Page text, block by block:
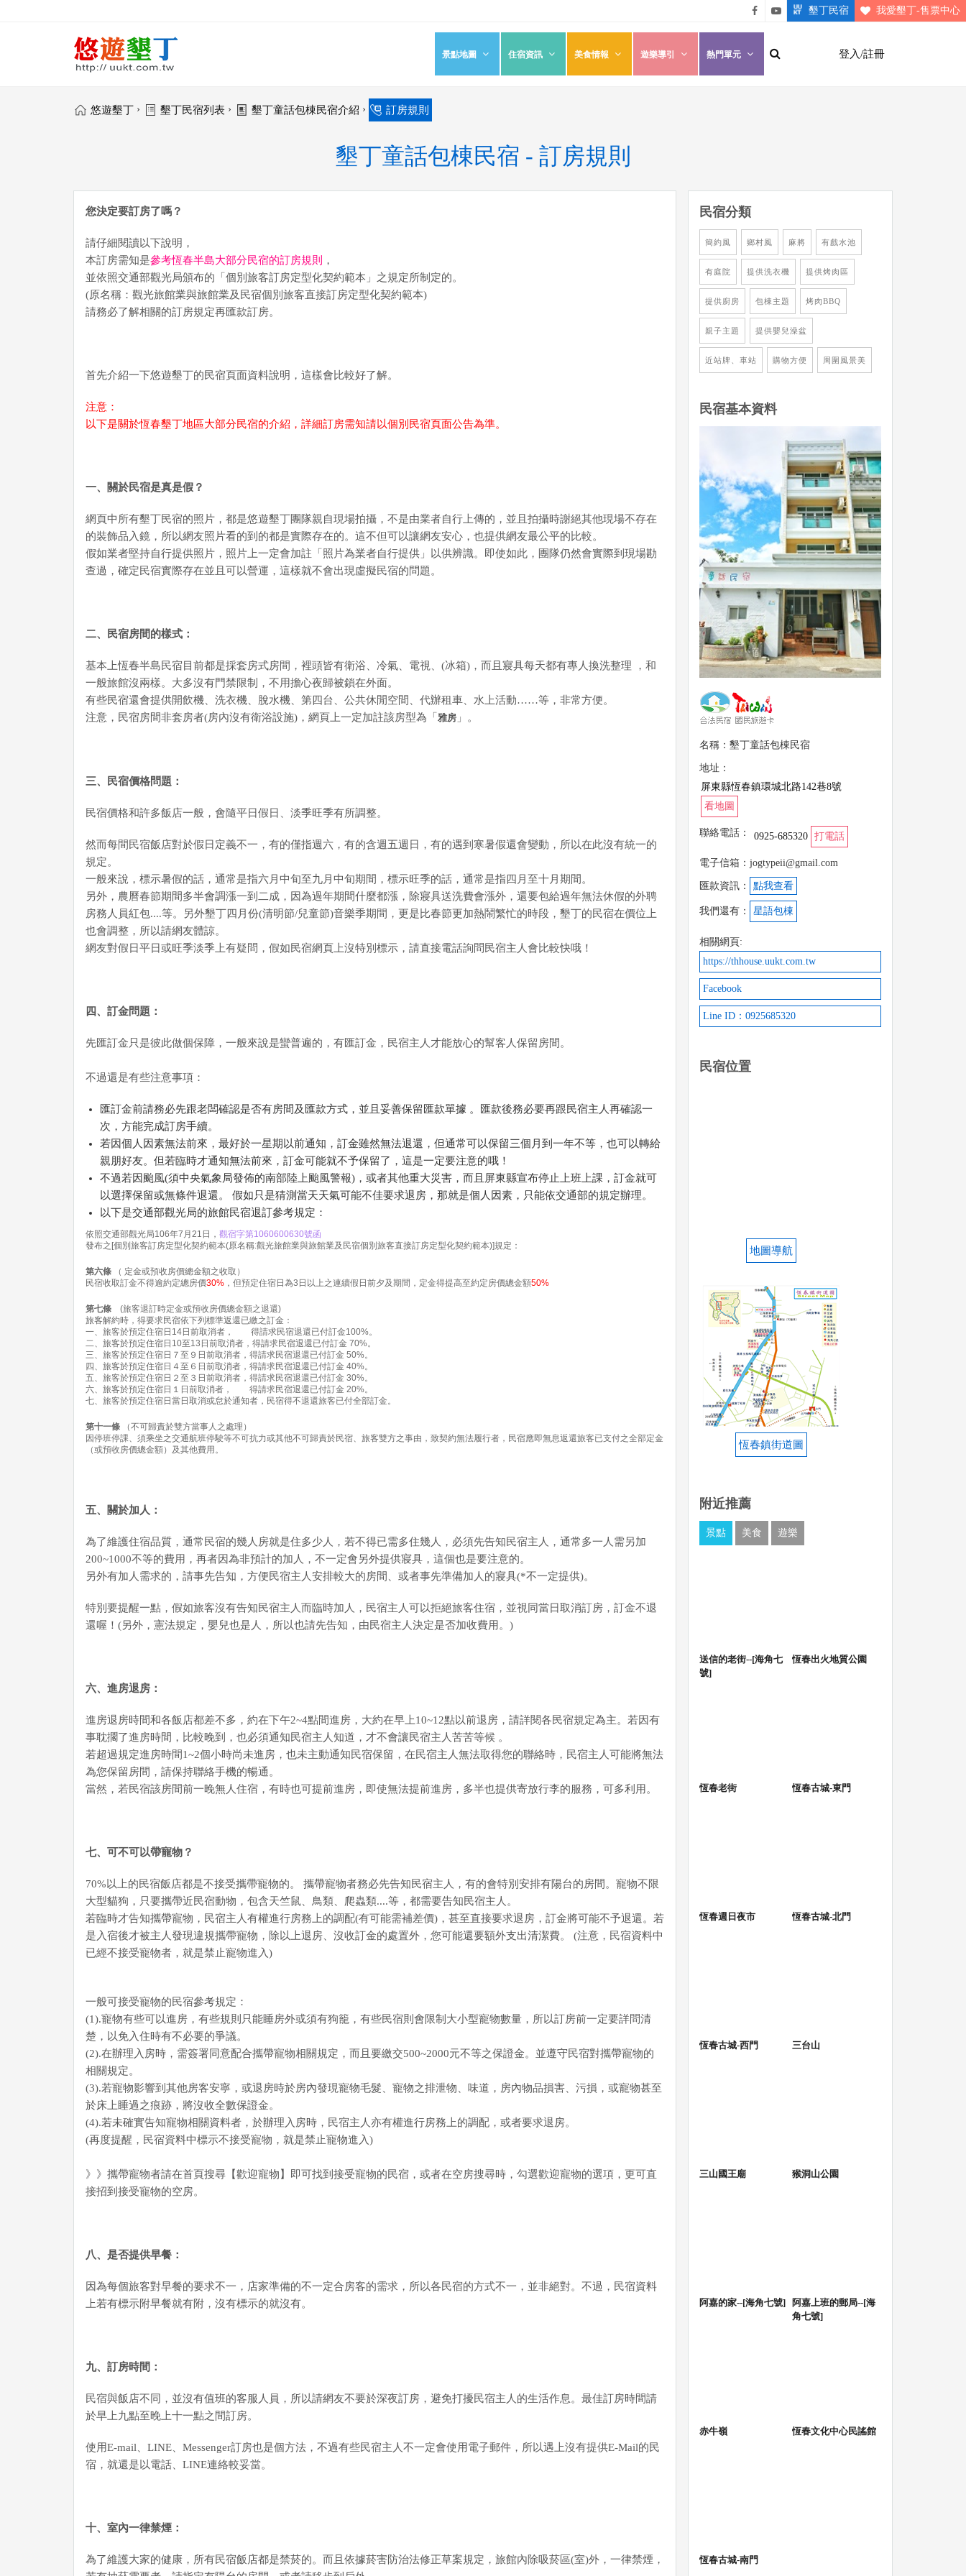
悠遊
墾丁
粉絲
墾丁
墾丁民宿 我愛墾丁-售票中心
登入/註冊
景點地圖 住宿資訊 美食情報 遊樂導引 熱門單元
悠遊墾丁 › 墾丁民宿列表 › 墾丁童話包棟民宿介紹 › 訂房規則
墾丁童話包棟民宿 - 訂房規則
您決定要訂房了嗎？
請仔細閱讀以下說明，
本訂房需知是參考恆春半島大部分民宿的訂房規則
，
並依照交通部觀光局頒布的「個別旅客訂房定型化契約範本」之規定所制定的。
(原名稱：觀光旅館業與旅館業及民宿個別旅客直接訂房定型化契約範本)
請務必了解相關的訂房規定再匯款訂房。
首先介紹一下悠遊墾丁的民宿頁面資料說明，這樣會比較好了解。
注意：
以下是關於恆春墾丁地區大部分民宿的介紹，詳細訂房需知請以個別民宿頁面公告為準。
一、關於民宿是真是假？
網頁中所有墾丁民宿的照片，都是悠遊墾丁團隊親自現場拍攝，不是由業者自行上傳的，並且拍攝時謝絕其他現場不存在
的裝飾品入鏡，所以網友照片看的到的都是實際存在的。這不但可以讓網友安心，也提供網友最公平的比較。
假如業者堅持自行提供照片，照片上一定會加註「照片為業者自行提供」以供辨識。即使如此，團隊仍然會實際到現場勘
查過，確定民宿實際存在並且可以營運，這樣就不會出現虛擬民宿的問題。
二、民宿房間的樣式：
基本上恆春半島民宿目前都是採套房式房間，裡頭皆有衛浴、冷氣、電視、(冰箱)，而且寢具每天都有專人換洗整理 ，和
一般旅館沒兩樣。大多沒有門禁限制，不用擔心夜歸被鎖在外面。
有些民宿還會提供開飲機、洗衣機、脫水機、第四台、公共休閒空間、代辦租車、水上活動……等，非常方便。
注意，民宿房間非套房者(房內沒有衛浴設施)，網頁上一定加註該房型為「 雅房 」。
三、民宿價格問題：
民宿價格和許多飯店一般，會隨平日假日、淡季旺季有所調整。
然而每間民宿飯店對於假日定義不一，有的僅指週六，有的含週五週日，有的遇到寒暑假還會變動，所以在此沒有統一的
規定。
一般來說，標示暑假的話，通常是指六月中旬至九月中旬期間，標示旺季的話，通常是指四月至十月期間。
另外，農曆春節期間多半會調漲一到二成，因為過年期間什麼都漲，除寢具送洗費會漲外，還要包給過年無法休假的外聘
房務人員紅包....等。另外墾丁四月份(清明節/兒童節)音樂季期間，更是比春節更加熱鬧繁忙的時段，墾丁的民宿在價位上
也會調整，所以請網友體諒。
網友對假日平日或旺季淡季上有疑問，假如民宿網頁上沒特別標示，請直接電話詢問民宿主人會比較快哦！
四、訂金問題：
先匯訂金只是彼此做個保障，一般來說是蠻普遍的，有匯訂金，民宿主人才能放心的幫客人保留房間。
不過還是有些注意事項：
匯訂金前請務必先跟老闆確認是否有房間及匯款方式，並且妥善保留匯款單據 。匯款後務必要再跟民宿主人再確認一
次，方能完成訂房手續。
若因個人因素無法前來，最好於一星期以前通知，訂金雖然無法退還，但通常可以保留三個月到一年不等，也可以轉給
親朋好友。但若臨時才通知無法前來，訂金可能就不予保留了，這是一定要注意的哦！
不過若因颱風(須中央氣象局發佈的南部陸上颱風警報)，或者其他重大災害，而且屏東縣宣布停止上班上課，訂金就可
以選擇保留或無條件退還。 假如只是猜測當天天氣可能不佳要求退房，那就是個人因素，只能依交通部的規定辦理。
以下是交通部觀光局的旅館民宿退訂參考規定：
依照交通部觀光局106年7月21日， 觀宿字第1060600630號函
發布之[個別旅客訂房定型化契約範本(原名稱:觀光旅館業與旅館業及民宿個別旅客直接訂房定型化契約範本)]規定：
第六條 （ 定金或預收房價總金額之收取）
民宿收取訂金不得逾約定總房價30% ，但預定住宿日為3日以上之連續假日前夕及期間，定金得提高至約定房價總金額50%
第七條 (旅客退訂時定金或預收房價總金額之退還)
旅客解約時，得要求民宿依下列標準返還已繳之訂金：
一、旅客於預定住宿日14日前取消者， 得請求民宿退還已付訂金100%。
二、旅客於預定住宿日10至13日前取消者，得請求民宿退還已付訂金 70%。
三、旅客於預定住宿日７至９日前取消者，得請求民宿退還已付訂金 50%。
四、旅客於預定住宿日４至６日前取消者，得請求民宿退還已付訂金 40%。
五、旅客於預定住宿日２至３日前取消者，得請求民宿退還已付訂金 30%。
六、旅客於預定住宿日１日前取消者， 得請求民宿退還已付訂金 20%。
七、旅客於預定住宿日當日取消或怠於通知者，民宿得不退還旅客已付全部訂金。
第十一條 （不可歸責於雙方當事人之處理）
因停班停課、須乘坐之交通航班停駛等不可抗力或其他不可歸責於民宿、旅客雙方之事由，致契約無法履行者，民宿應即無息返還旅客已支付之全部定金
（或預收房價總金額）及其他費用。
五、關於加人：
為了維護住宿品質，通常民宿的幾人房就是住多少人，若不得已需多住幾人，必須先告知民宿主人，通常多一人需另加
200~1000不等的費用，再者因為非預計的加人，不一定會另外提供寢具，這個也是要注意的。
另外有加人需求的，請事先告知，方便民宿主人安排較大的房間、或者事先準備加人的寢具(*不一定提供)。
特別要提醒一點，假如旅客沒有告知民宿主人而臨時加人，民宿主人可以拒絕旅客住宿，並視同當日取消訂房，訂金不退
還喔！(另外，憲法規定，嬰兒也是人，所以也請先告知，由民宿主人決定是否加收費用。)
六、進房退房：
進房退房時間和各飯店都差不多，約在下午2~4點間進房，大約在早上10~12點以前退房，請詳閱各民宿規定為主。若因有
事耽擱了進房時間，比較晚到，也必須通知民宿主人知道，才不會讓民宿主人苦苦等候 。
若超過規定進房時間1~2個小時尚未進房，也未主動通知民宿保留，在民宿主人無法取得您的聯絡時，民宿主人可能將無法
為您保留房間，請保持聯絡手機的暢通。
當然，若民宿該房間前一晚無人住宿，有時也可提前進房，即使無法提前進房，多半也提供寄放行李的服務，可多利用。
七、可不可以帶寵物？
70%以上的民宿飯店都是不接受攜帶寵物的。 攜帶寵物者務必先告知民宿主人，有的會特別安排有陽台的房間。寵物不限
大型貓狗，只要攜帶近民宿動物，包含天竺鼠、鳥類、爬蟲類....等，都需要告知民宿主人。
若臨時才告知攜帶寵物，民宿主人有權進行房務上的調配(有可能需補差價)，甚至直接要求退房，訂金將可能不予退還。若
是入宿後才被主人發現違規攜帶寵物，除以上退房、沒收訂金的處置外，您可能還要額外支出清潔費。 (注意，民宿資料中
已經不接受寵物者，就是禁止寵物進入)
一般可接受寵物的民宿參考規定：
(1).寵物有些可以進房，有些規則只能睡房外或須有狗籠，有些民宿則會限制大小型寵物數量，所以訂房前一定要詳問清
楚，以免入住時有不必要的爭議。
(2).在辦理入房時，需簽署同意配合攜帶寵物相關規定，而且要繳交500~2000元不等之保證金。並遵守民宿對攜帶寵物的
相關規定。
(3).若寵物影響到其他房客安寧，或退房時於房內發現寵物毛髮、寵物之排泄物、味道，房內物品損害、污損，或寵物甚至
於床上睡過之痕跡，將沒收全數保證金。
(4).若未確實告知寵物相關資料者，於辦理入房時，民宿主人亦有權進行房務上的調配，或者要求退房。
(再度提醒，民宿資料中標示不接受寵物，就是禁止寵物進入)
》》攜帶寵物者請在首頁搜尋【歡迎寵物】即可找到接受寵物的民宿，或者在空房搜尋時，勾選歡迎寵物的選項，更可直
接招到接受寵物的空房。
八、是否提供早餐：
因為每個旅客對早餐的要求不一，店家準備的不一定合房客的需求，所以各民宿的方式不一，並非絕對。不過，民宿資料
上若有標示附早餐就有附，沒有標示的就沒有。
九、訂房時間：
民宿與飯店不同，並沒有值班的客服人員，所以請網友不要於深夜訂房，避免打擾民宿主人的生活作息。最佳訂房時間請
於早上九點至晚上十一點之間訂房。
使用E-mail、LINE、Messenger訂房也是個方法，不過有些民宿主人不一定會使用電子郵件，所以遇上沒有提供E-Mail的民
宿，就還是以電話、LINE連絡較妥當。
十、室內一律禁煙：
為了維護大家的健康，所有民宿飯店都是禁菸的。而且依據菸害防治法修正草案規定，旅館內除吸菸區(室)外，一律禁煙，
民宿分類
簡約風 鄉村風 麻將 有戲水池
有庭院 提供洗衣機 提供烤肉區
提供廚房 包棟主題 烤肉BBQ
親子主題 提供嬰兒澡盆
近站牌、車站 購物方便 周圍風景美
民宿基本資料
名稱：墾丁童話包棟民宿
地址：
屏東縣恆春鎮環城北路142巷8號
看地圖
聯絡電話： 0925-685320 打電話
電子信箱：jogtypeii@gmail.com
匯款資訊： 點我查看
我們還有： 星語包棟
相關網頁:
https://thhouse.uukt.com.tw
Facebook
Line ID：0925685320
民宿位置
地圖導航
恆春鎮街道圖
附近推薦
景點 美食 遊樂
送信的老街--[海角七
號]
恆春出火地質公園
恆春老街 恆春古城-東門
恆春週日夜市 恆春古城-北門
恆春古城-西門 三台山
三山國王廟 猴洞山公園
阿嘉的家--[海角七號]
阿嘉上班的郵局--[海
角七號]
赤牛嶺 恆春文化中心民謠館
恆春古城-南門